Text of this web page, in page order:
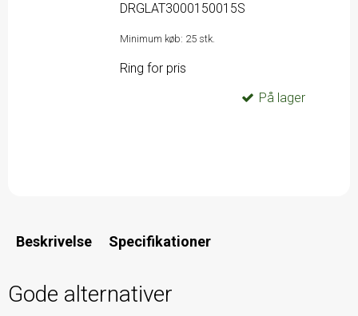
DRGLAT3000150015S
Minimum køb: 25 stk.
Ring for pris
På lager
Beskrivelse Specifikationer
Gode alternativer